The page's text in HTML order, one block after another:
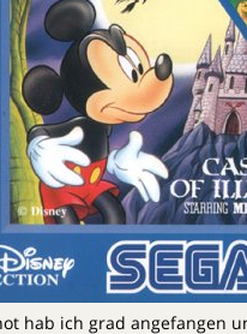
hab ich grad angefangen